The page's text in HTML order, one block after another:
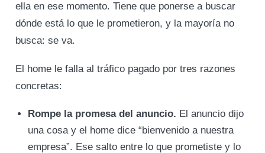
ella en ese momento. Tiene que ponerse a buscar
dónde está lo que le prometieron, y la mayoría no
busca: se va.
El home le falla al tráfico pagado por tres razones
concretas:
Rompe la promesa del anuncio. El anuncio dijo
una cosa y el home dice “bienvenido a nuestra
empresa”. Ese salto entre lo que prometiste y lo